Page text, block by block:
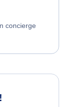
concierge